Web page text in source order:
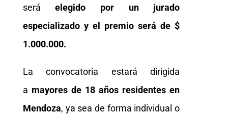
seráelegido por un jurado
especializado y el premio será de $
1.000.000.
La convocatoria estará dirigida
a mayores de 18 años residentes en
Mendoza, ya sea de forma individual o